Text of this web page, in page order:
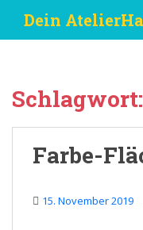
i
Dein
Schlagwort:
Farbe-
15. November 2019